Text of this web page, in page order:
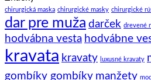
chirurgická maska chirurgické masky chirurgické
dar pre muža darček drevené
hodvábna vesta hodvábne
kravata kravaty luxusné kravaty
gombíky gombíky manžety